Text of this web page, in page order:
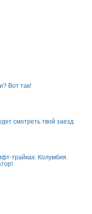
Вот так!
смотреть твой заезд
трайках. Колумбия.